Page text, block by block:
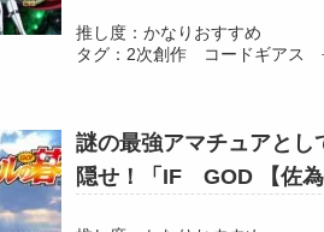
推し度：かなりおすすめ
タグ：2次創作 コードギア
謎の最強アマチュアと
隠せ！「IF GOD 【佐